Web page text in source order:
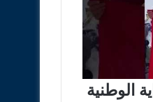
الوطنية